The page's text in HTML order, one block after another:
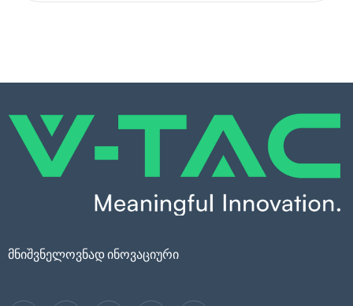
მნიშვნელოვნად ინოვაციური